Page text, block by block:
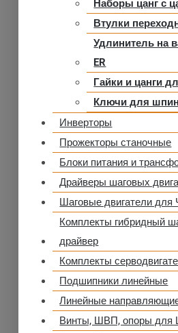
Наборы цанг с
Втулки
Удлинитель на
ER
Гайки и цанги
Ключи для
Инверторы
Прожекторы станочные
Блоки питания и
Драйверы шаговых
Шаговые двигатели для
Комплекты гибридный
драйвер
Комплекты
Подшипники линейные
Линейные
Винты, ШВП, опоры